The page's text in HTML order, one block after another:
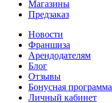
Магазины
Предзаказ
Новости
Франшиза
Арендодателям
Блог
Отзывы
Бонусная программа
Личный кабинет